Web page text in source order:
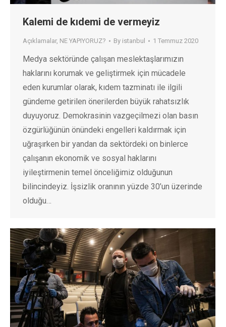
Kalemi de kıdemi de vermeyiz
Açıklamalar, NE YAPIYORUZ? By istanbul 1 Temmuz 2020
Medya sektöründe çalışan meslektaşlarımızın
haklarını korumak ve geliştirmek için mücadele
eden kurumlar olarak, kıdem tazminatı ile ilgili
gündeme getirilen önerilerden büyük rahatsızlık
duyuyoruz. Demokrasinin vazgeçilmezi olan basın
özgürlüğünün önündeki engelleri kaldırmak için
uğraşırken bir yandan da sektördeki on binlerce
çalışanın ekonomik ve sosyal haklarını
iyileştirmenin temel önceliğimiz olduğunun
bilincindeyiz. İşsizlik oranının yüzde 30’un üzerinde
olduğu…